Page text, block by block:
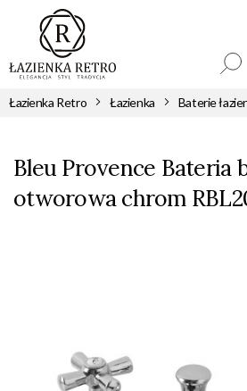
Łazienka Retro Łazienka Baterie
Bleu Provence Bateria
otworowa chrom